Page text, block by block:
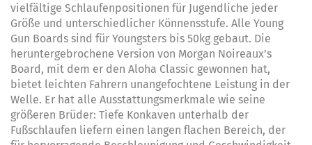
vielfältige Schlaufenpositionen für Jugendliche jeder
Größe und unterschiedlicher Könnensstufe. Alle Young
Gun Boards sind für Youngsters bis 50kg gebaut. Die
heruntergebrochene Version von Morgan Noireaux’s
Board, mit dem er den Aloha Classic gewonnen hat,
bietet leichten Fahrern unangefochtene Leistung in der
Welle. Er hat alle Ausstattungsmerkmale wie seine
größeren Brüder: Tiefe Konkaven unterhalb der
Fußschlaufen liefern einen langen flachen Bereich, der